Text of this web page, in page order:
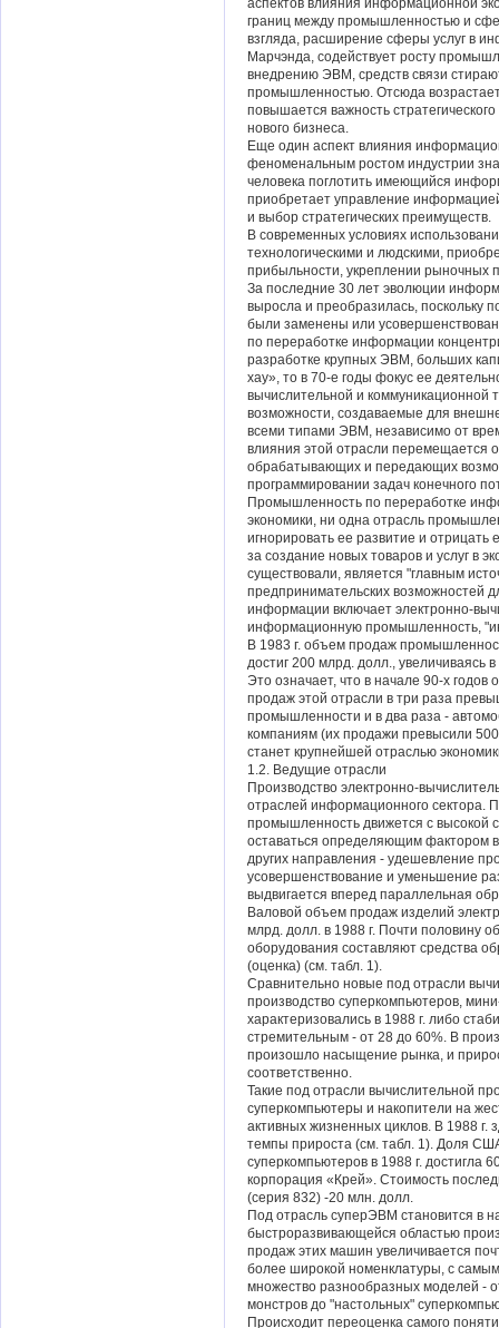
аспектов влияния информационной
границ между промышленностью и
взгляда, расширение сферы услуг в
Марчэнда, содействует росту
внедрению ЭВМ, средств связи
промышленностью. Отсюда
повышается важность
нового бизнеса.
Еще один аспект влияния
феноменальным ростом индустрии
человека поглотить имеющийся
приобретает управление
и выбор стратегических преимуществ.
В современных условиях
технологическими и людскими,
прибыльности, укреплении рыночных
За последние 30 лет эволюции
выросла и преобразилась, поскольку
были заменены или
по переработке информации
разработке крупных ЭВМ, больших
хау», то в 70-е годы фокус ее
вычислительной и коммуникационной
возможности, создаваемые для
всеми типами ЭВМ, независимо от
влияния этой отрасли перемещается
обрабатывающих и передающих
программировании задач конечного
Промышленность по переработке
экономики, ни одна отрасль
игнорировать ее развитие и отрицать
за создание новых товаров и услуг в
существовали, является "главным
предпринимательских возможностей
информации включает электронно-
информационную промышленность,
В 1983 г. объем продаж
достиг 200 млрд. долл., увеличиваясь
Это означает, что в начале 90-х
продаж этой отрасли в три раза
промышленности и в два раза -
компаниям (их продажи превысили
станет крупнейшей отраслью
1.2. Ведущие отрасли
Производство электронно-
отраслей информационного сектора.
промышленность движется с высокой
оставаться определяющим фактором
других направления - удешевление
усовершенствование и уменьшение
выдвигается вперед параллельная
Валовой объем продаж изделий
млрд. долл. в 1988 г. Почти половину
оборудования составляют средства
(оценка) (см. табл. 1).
Сравнительно новые под отрасли
производство суперкомпьютеров,
характеризовались в 1988 г. либо
стремительным - от 28 до 60%. В
произошло насыщение рынка, и
соответственно.
Такие под отрасли вычислительной
суперкомпьютеры и накопители на
активных жизненных циклов. В 1988 г.
темпы прироста (см. табл. 1). Доля
суперкомпьютеров в 1988 г. достигла
корпорация «Крей». Стоимость
(серия 832) -20 млн. долл.
Под отрасль суперЭВМ становится в
быстроразвивающейся областью
продаж этих машин увеличивается
более широкой номенклатуры, с
множество разнообразных моделей -
монстров до "настольных"
Происходит переоценка самого